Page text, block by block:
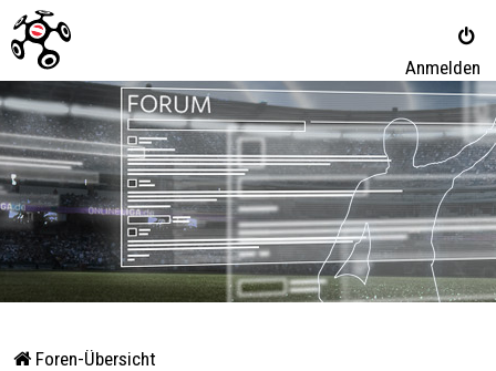
Anmelden
Foren-Übersicht